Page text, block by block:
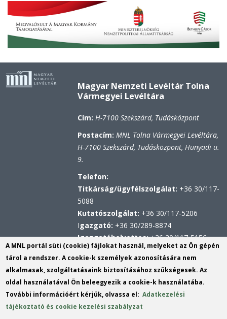
Magyar Nemzeti Levéltár Tolna
Vármegyei Levéltára
Cím:H-7100 Szekszárd, Tudásközpont
Postacím:MNL Tolna Vármegyei Levéltára,
H-7100 Szekszárd, Tudásközpont, Hunyadi u.
9.
Telefon:
Titkárság/ügyfélszolgálat: +36 30/117-
5088
Kutatószolgálat: +36 30/117-5206
Igazgató: +36 30/289-8874
Igazgatóhelyettes:+36 30/117-5156
Hivatali kapu
KRID: 567314100
Központi Érkeztetési Rendszer (KÉR)
azonosító: MNL TVL
KRID: 113809158
A MNL portál süti (cookie) fájlokat használ, melyeket az Ön gépén
tárol a rendszer. A cookie-k személyek azonosítására nem
alkalmasak, szolgáltatásaink biztosításához szükségesek. Az
oldal használatával Ön beleegyezik a cookie-k használatába.
További információért kérjük, olvassa el:Adatkezelési
tájékoztató és cookie kezelési szabályzat